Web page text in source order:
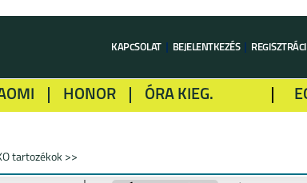
KAPCSOLAT BEJELENTKEZÉS
HONOR ÓRA KIEG.
tartozékok >>